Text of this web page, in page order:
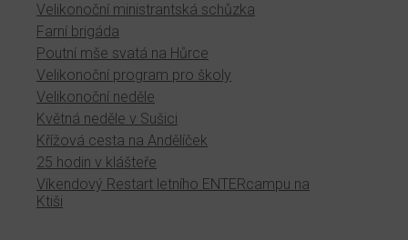
Velikonoční ministrantská schůzka
Farní brigáda
Poutní mše svatá na Hůrce
Velikonoční program pro školy
Velikonoční neděle
Květná neděle v Sušici
Křížová cesta na Andělíček
25 hodin v klášteře
Víkendový Restart letního ENTERcampu na
Ktiši